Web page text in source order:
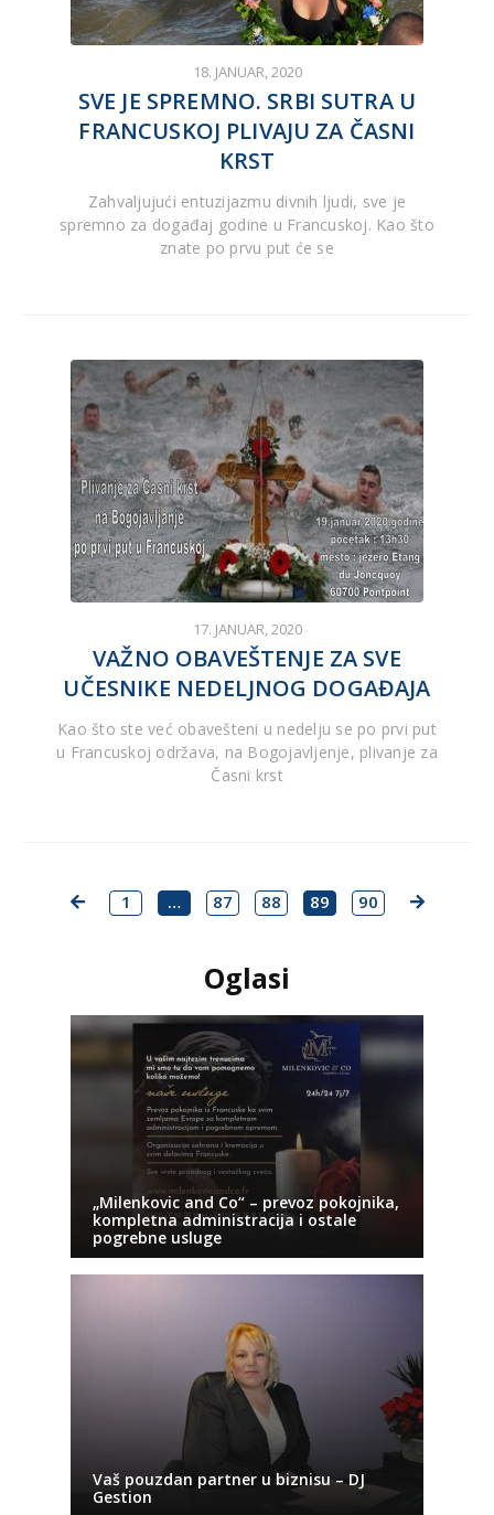
18. JANUAR, 2020
SVE JE SPREMNO. SRBI SUTRA U
FRANCUSKOJ PLIVAJU ZA ČASNI
KRST
Zahvaljujući entuzijazmu divnih ljudi, sve je
spremno za događaj godine u Francuskoj. Kao što
znate po prvu put će se
17. JANUAR, 2020
VAŽNO OBAVEŠTENJE ZA SVE
UČESNIKE NEDELJNOG DOGAĐAJA
Kao što ste već obavešteni u nedelju se po prvi put
u Francuskoj održava, na Bogojavljenje, plivanje za
Časni krst
1 … 87 88 89 90
Oglasi
„Milenkovic and Co“ – prevoz pokojnika,
kompletna administracija i ostale
pogrebne usluge
Vaš pouzdan partner u biznisu – DJ
Gestion